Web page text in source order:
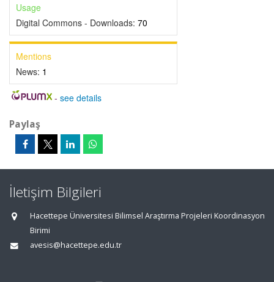
Usage
Digital Commons - Downloads: 70
Mentions
News: 1
- see details
Paylaş
İletişim Bilgileri
Hacettepe Üniversitesi Bilimsel Araştırma Projeleri Koordinasyon
Birimi
avesis@hacettepe.edu.tr